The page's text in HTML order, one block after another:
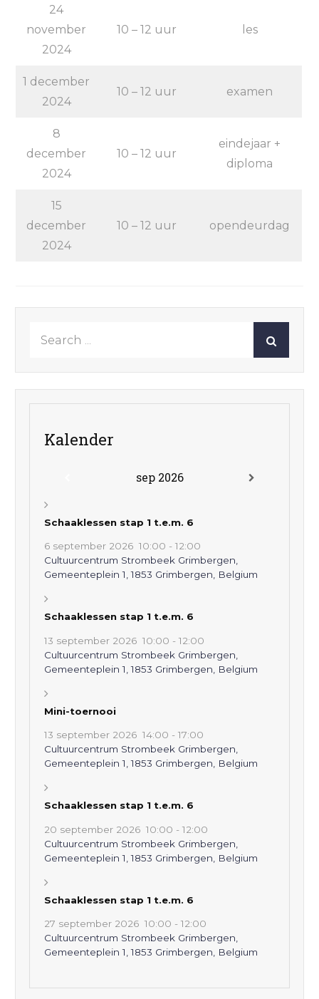
24
november
2024
10 – 12 uur les
1 december
2024
10 – 12 uur examen
8
december
2024
10 – 12 uur
eindejaar +
diploma
15
december
2024
10 – 12 uur opendeurdag
Kalender
sep 2026
Schaaklessen stap 1 t.e.m. 6
6 september 2026 10:00 -12:00
Cultuurcentrum Strombeek Grimbergen,
Gemeenteplein 1, 1853 Grimbergen, Belgium
Schaaklessen stap 1 t.e.m. 6
13 september 2026 10:00 -12:00
Cultuurcentrum Strombeek Grimbergen,
Gemeenteplein 1, 1853 Grimbergen, Belgium
Mini-toernooi
13 september 2026 14:00 -17:00
Cultuurcentrum Strombeek Grimbergen,
Gemeenteplein 1, 1853 Grimbergen, Belgium
Schaaklessen stap 1 t.e.m. 6
20 september 2026 10:00 -12:00
Cultuurcentrum Strombeek Grimbergen,
Gemeenteplein 1, 1853 Grimbergen, Belgium
Schaaklessen stap 1 t.e.m. 6
27 september 2026 10:00 -12:00
Cultuurcentrum Strombeek Grimbergen,
Gemeenteplein 1, 1853 Grimbergen, Belgium